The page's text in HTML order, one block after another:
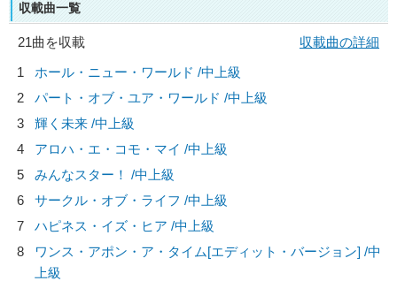
収載曲一覧
21曲を収載
収載曲の詳細
1
ホール・ニュー・ワールド /中上級
2
パート・オブ・ユア・ワールド /中上級
3
輝く未来 /中上級
4
アロハ・エ・コモ・マイ /中上級
5
みんなスター！ /中上級
6
サークル・オブ・ライフ /中上級
7
ハピネス・イズ・ヒア /中上級
8
ワンス・アポン・ア・タイム[エディット・バージョン] /中
上級